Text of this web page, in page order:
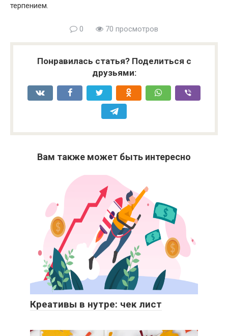
терпением.
0 70 просмотров
Понравилась статья? Поделиться с
друзьями:
Вам также может быть интересно
Креативы в нутре: чек лист